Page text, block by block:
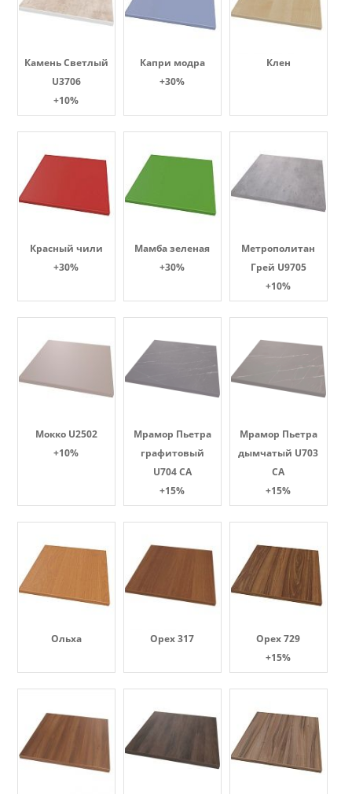
Камень Светлый
U3706
+10%
Капри модра
+30%
Клен
Красный чили
+30%
Мамба зеленая
+30%
Метрополитан
Грей U9705
+10%
Мокко U2502
+10%
Мрамор Пьетра
графитовый
U704 CA
+15%
Мрамор Пьетра
дымчатый U703
CA
+15%
Ольха Орех 317
Орех 729
+15%